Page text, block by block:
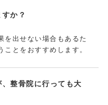
か？
を出せない場合もあるた
とをおすすめします。
整骨院に行っても大